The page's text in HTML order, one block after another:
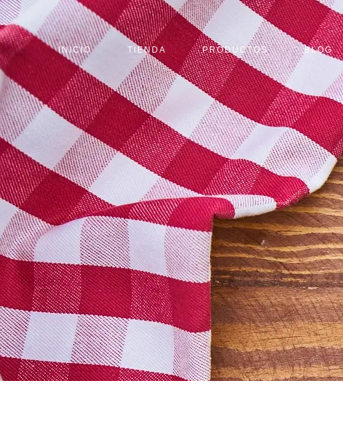
INICIO TIENDA PRODUCTOS BLOG